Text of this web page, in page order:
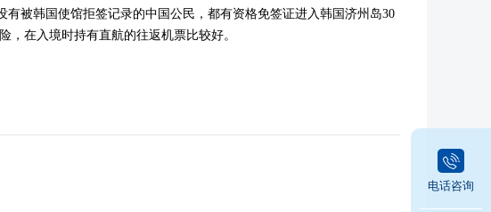
被韩国使馆拒签记录的中国公民，都有资格免签证进入韩国济州岛30
在入境时持有直航的往返机票比较好。
电话咨询